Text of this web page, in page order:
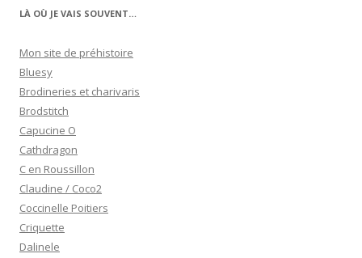
LÀ OÙ JE VAIS SOUVENT…
Mon site de préhistoire
Bluesy
Brodineries et charivaris
Brodstitch
Capucine O
Cathdragon
C en Roussillon
Claudine / Coco2
Coccinelle Poitiers
Criquette
Dalinele